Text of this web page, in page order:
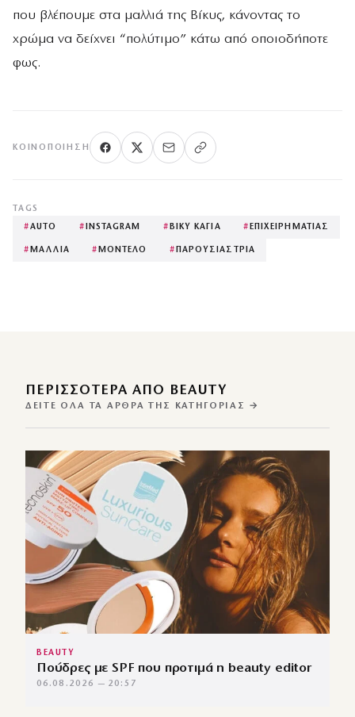
που βλέπουμε στα μαλλιά της Βίκυς, κάνοντας το
χρώμα να δείχνει “πολύτιμο” κάτω από οποιοδήποτε
φως.
ΚΟΙΝΟΠΟΊΗΣΗ
TAGS
#AUTO # INSTAGRAM # ΒΙΚΥ ΚΑΓΙΑ # ΕΠΙΧΕΙΡΗΜΑΤΙΑΣ
# ΜΑΛΛΙΑ # ΜΟΝΤΕΛΟ # ΠΑΡΟΥΣΙΑΣΤΡΙΑ
ΠΕΡΙΣΣΌΤΕΡΑ ΑΠΌ BEAUTY
ΔΕΊΤΕ ΌΛΑ ΤΑ ΆΡΘΡΑ ΤΗΣ ΚΑΤΗΓΟΡΊΑΣ →
BEAUTY
Πούδρες με SPF που προτιμά η beauty editor
06.08.2026 — 20:57